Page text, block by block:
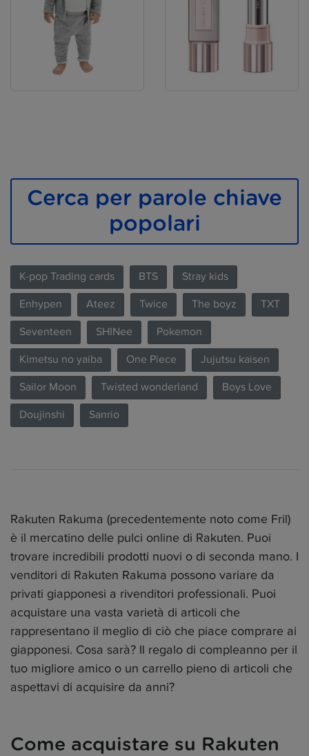
Cerca per parole chiave
popolari
K-pop Trading cards BTS Stray kids
Enhypen Ateez Twice The boyz TXT
Seventeen SHINee Pokemon
Kimetsu no yaiba One Piece Jujutsu kaisen
Sailor Moon Twisted wonderland Boys Love
Doujinshi Sanrio
Rakuten Rakuma (precedentemente noto come Fril)
è il mercatino delle pulci online di Rakuten. Puoi
trovare incredibili prodotti nuovi o di seconda mano. I
venditori di Rakuten Rakuma possono variare da
privati giapponesi a rivenditori professionali. Puoi
acquistare una vasta varietà di articoli che
rappresentano il meglio di ciò che piace comprare ai
giapponesi. Cosa sarà? Il regalo di compleanno per il
tuo migliore amico o un carrello pieno di articoli che
aspettavi di acquisire da anni?
Come acquistare su Rakuten